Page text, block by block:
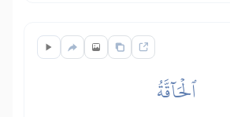
ٱلۡحَآقَّةُ